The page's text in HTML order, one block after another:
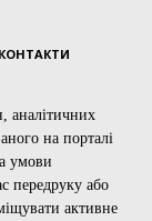
КОНТАКТИ
аналітичних
на порталі
умови
передруку або
активне